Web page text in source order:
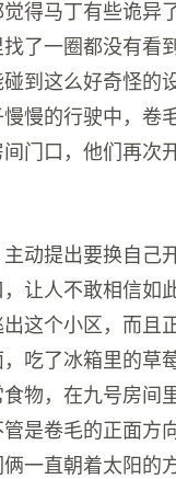
得马丁有些诡异
了一圈都没有看
到这么好奇怪的
慢的行驶中，卷
门口，他们再次
动提出要换自己
让人不敢相信如
这个小区，而且
吃了冰箱里的草
物，在九号房间
是卷毛的正面方
一直朝着太阳的